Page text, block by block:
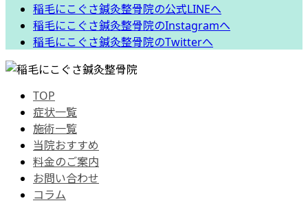
稲毛にこぐさ鍼灸整骨院の公式LINEへ
稲毛にこぐさ鍼灸整骨院のInstagramへ
稲毛にこぐさ鍼灸整骨院のTwitterへ
TOP
症状一覧
施術一覧
当院おすすめ
料金のご案内
お問い合わせ
コラム